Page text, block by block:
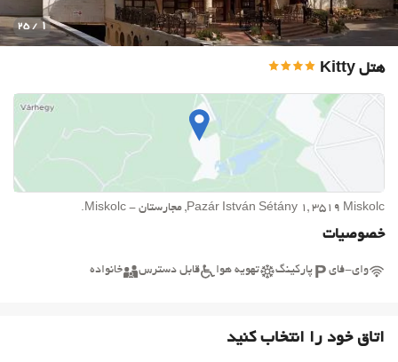
هتل Kitty
1
/ 25
Pazár István Sétány 1, 3519 Miskolc, مجارستان - Miskolc.
خصوصیات
وای-فای پارکینگ تهویه هوا قابل دسترس خانواده
اتاق خود را انتخاب کنید